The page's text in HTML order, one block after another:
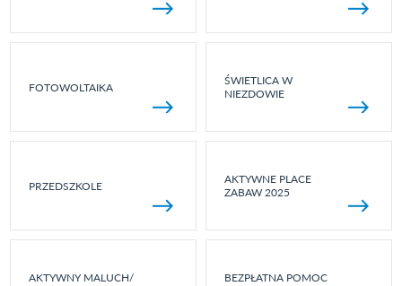
FOTOWOLTAIKA
ŚWIETLICA W
NIEZDOWIE
PRZEDSZKOLE
AKTYWNE PLACE
ZABAW 2025
AKTYWNY MALUCH/
BEZPŁATNA POMOC